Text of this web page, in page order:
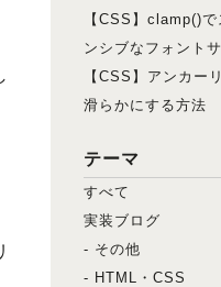
【CSS】clamp()
ンシブなフォント
【CSS】アンカー
滑らかにする方法
テーマ
すべて
実装ブログ
- その他
- HTML・CSS